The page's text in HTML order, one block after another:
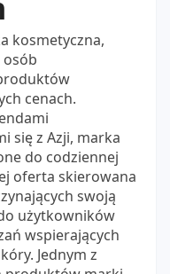
kosmetyczna,
osób
cenach.
się z Azji, marka
do codziennej
oferta skierowana
swoją
użytkowników
wspierających
Jednym z